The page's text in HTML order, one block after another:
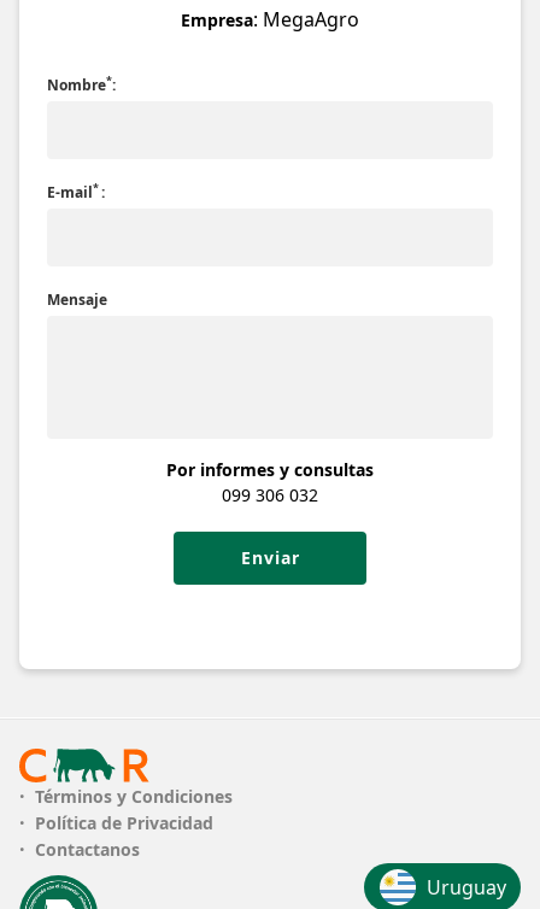
Empresa: MegaAgro
Nombre*:
E-mail*:
Mensaje
Por informes y consultas
099 306 032
Enviar
Términos y Condiciones
Política de Privacidad
Contactanos
Uruguay